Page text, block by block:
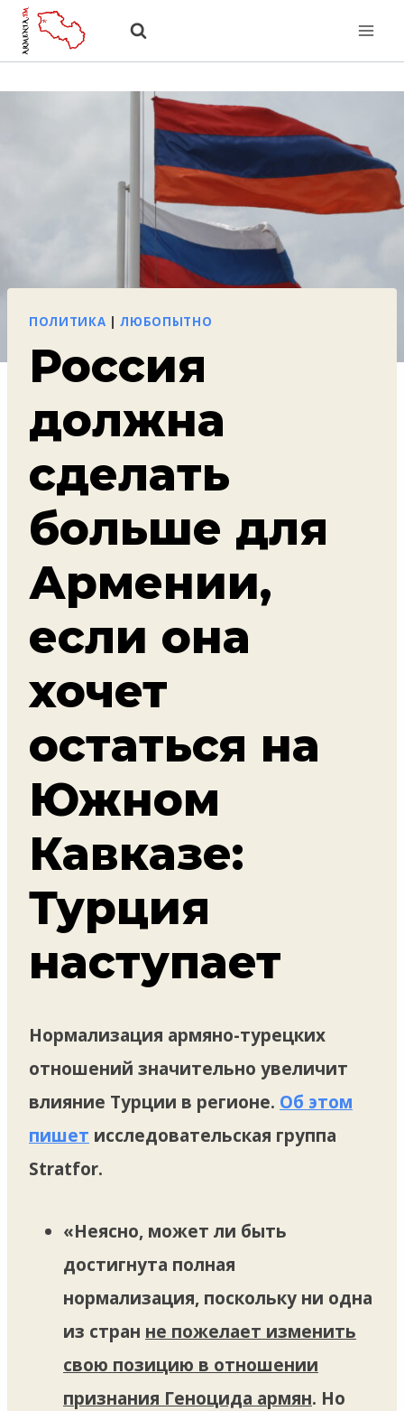
Перейти
ПОЛИТИКА |ЛЮБОПЫТНО
Россия
должна
сделать
больше для
Армении,
если она
хочет
остаться на
Южном
Кавказе:
Турция
наступает
Нормализация армяно-турецких
отношений значительно увеличит
влияние Турции в регионе. Об этом
пишет исследовательская группа
Stratfor.
«Неясно, может ли быть
достигнута полная
нормализация, поскольку ни одна
из стран не пожелает изменить
свою позицию в отношении
признания Геноцида армян. Но